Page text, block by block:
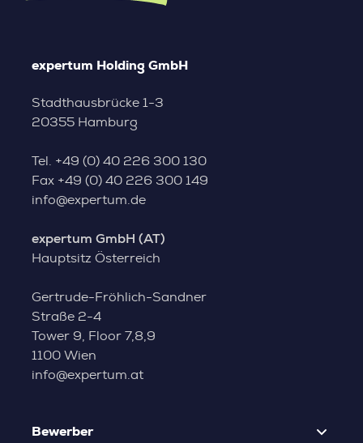
expertum Holding GmbH
Stadthausbrücke 1-3
20355 Hamburg
Tel. +49 (0) 40 226 300 130
Fax +49 (0) 40 226 300 149
info@expertum.de
expertum GmbH (AT)
Hauptsitz Österreich
Gertrude-Fröhlich-Sandner
Straße 2-4
Tower 9, Floor 7,8,9
1100 Wien
info@expertum.at
Bewerber